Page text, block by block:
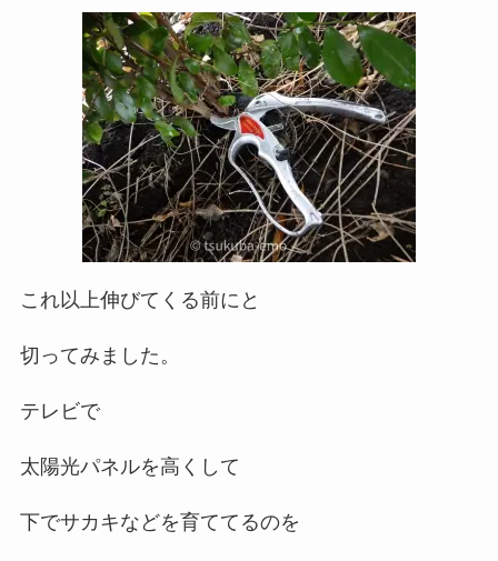
これ以上伸びてくる前にと
切ってみました。
テレビで
太陽光パネルを高くして
下でサカキなどを育ててるのを